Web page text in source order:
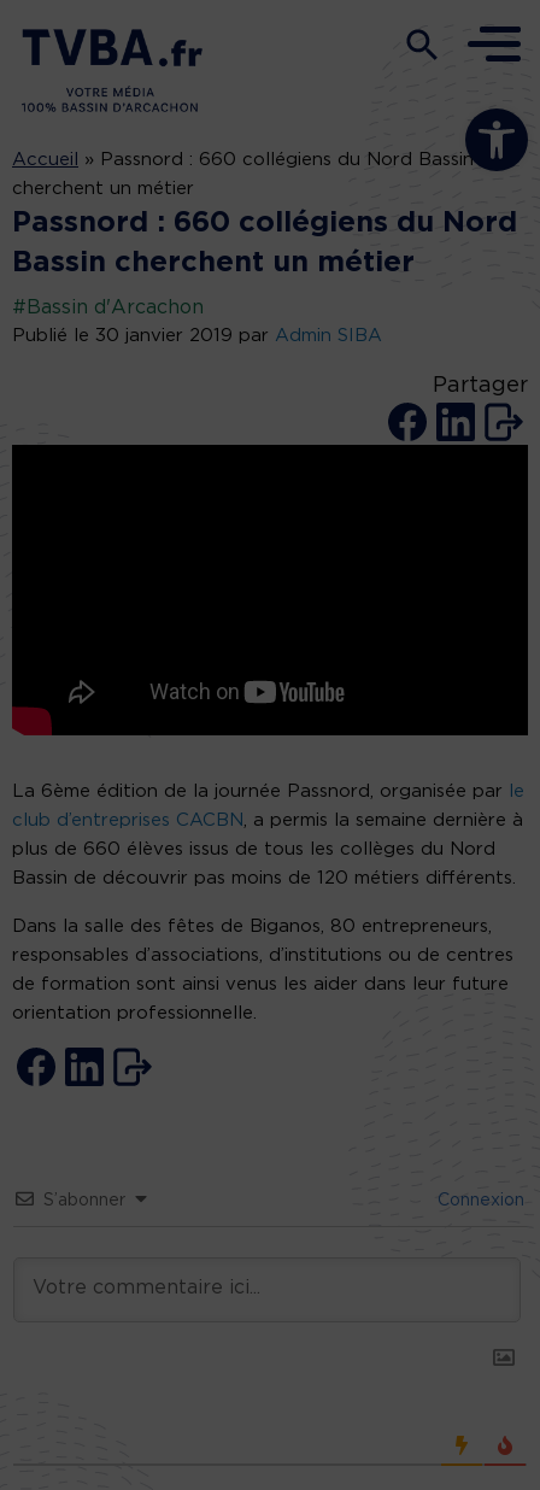
Ouvrir la
Accueil » Passnord : 660 collégiens du Nord Bassin
cherchent un métier
Passnord : 660 collégiens du Nord
Bassin cherchent un métier
#Bassin d'Arcachon
Publié le 30 janvier 2019 par Admin SIBA
Partager
La 6ème édition de la journée Passnord, organisée par
le
club d’entreprises CACBN
, a permis la semaine dernière à
plus de 660 élèves issus de tous les collèges du Nord
Bassin de découvrir pas moins de 120 métiers différents.
Dans la salle des fêtes de Biganos, 80 entrepreneurs,
responsables d’associations, d’institutions ou de centres
de formation sont ainsi venus les aider dans leur future
orientation professionnelle.
S’abonner Connexion